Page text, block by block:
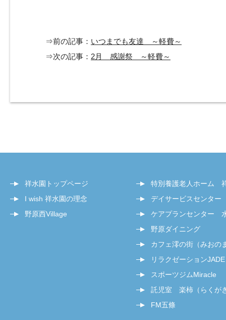
⇒前の記事： いつまでも友達 ～軽費～
⇒次の記事： 2月 感謝祭 ～軽費～
祥水園トップページ
I wish 祥水園の理念
野原西Village
特別養護老人ホーム
デイサービスセンタ
ケアプランセンター
野原ダイニング
カフェ澪の街（みおの
リラクゼーションJADE
スポーツジムMiracle
託児室 楽柿（らくが
FM五條